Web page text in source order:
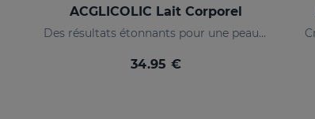
ACGLICOLIC Lait Corporel
Des résultats étonnants pour une peau renouvelée
34.95 €